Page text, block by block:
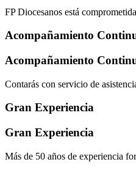
FP Diocesanos está
Acompañamiento
Acompañamiento
Contarás con servicio de
Gran Experiencia
Gran Experiencia
Más de 50 años de experiencia